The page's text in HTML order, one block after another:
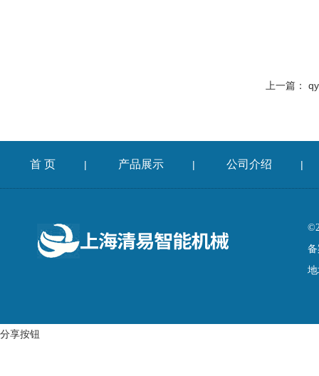
上一篇：
首 页 | 产品展示 | 公司介绍 |
备
分享按钮